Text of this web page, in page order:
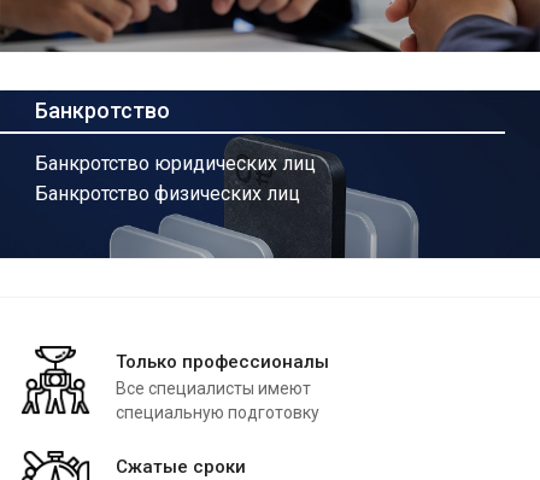
Банкротство
Банкротство юридических лиц
Банкротство физических лиц
Только профессионалы
Все специалисты имеют
специальную подготовку
Сжатые сроки